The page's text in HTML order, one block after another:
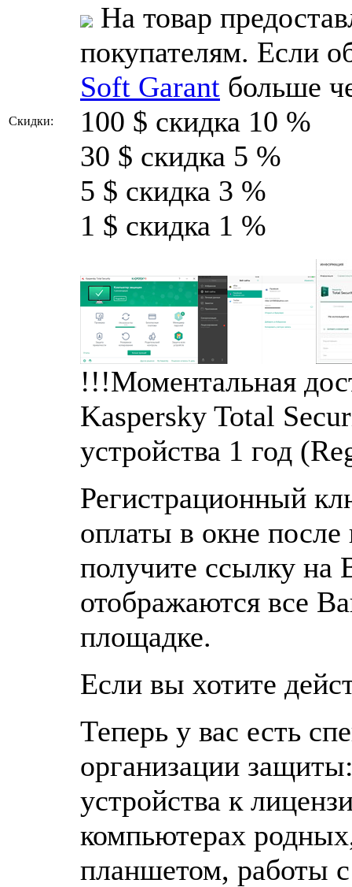
Скидки:
На товар
покупателям. Если
Soft Garant больше
100 $ скидка 10 %
30 $ скидка 5 %
5 $ скидка 3 %
1 $ скидка 1 %
!!!Моментальная
Kaspersky Total
устройства 1 год
Регистрационный
оплаты в окне
получите ссылку на
отображаются все
площадке.
Если вы хотите
Теперь у вас есть
организации
устройства к
компьютерах
планшетом, работы